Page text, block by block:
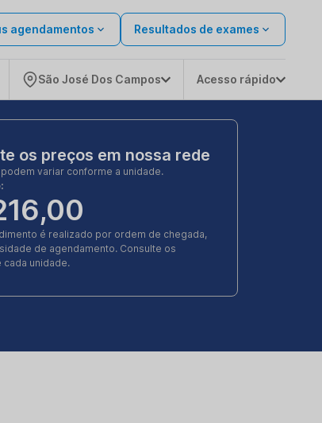
agendamentos Resultados de exames
São José Dos Campos Acesso rápido
os preços em nossa rede
variar conforme a unidade.
é realizado por ordem de chegada,
de agendamento. Consulte os
cada unidade.